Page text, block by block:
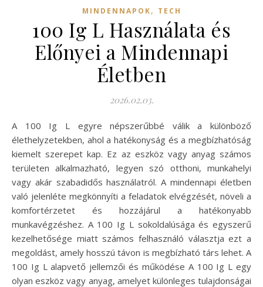
MINDENNAPOK, TECH
100 Ig L Használata és
Előnyei a Mindennapi
Életben
2026.02.03.
A 100 Ig L egyre népszerűbbé válik a különböző
élethelyzetekben, ahol a hatékonyság és a megbízhatóság
kiemelt szerepet kap. Ez az eszköz vagy anyag számos
területen alkalmazható, legyen szó otthoni, munkahelyi
vagy akár szabadidős használatról. A mindennapi életben
való jelenléte megkönnyíti a feladatok elvégzését, növeli a
komfortérzetet és hozzájárul a hatékonyabb
munkavégzéshez. A 100 Ig L sokoldalúsága és egyszerű
kezelhetősége miatt számos felhasználó választja ezt a
megoldást, amely hosszú távon is megbízható társ lehet. A
100 Ig L alapvető jellemzői és működése A 100 Ig L egy
olyan eszköz vagy anyag, amelyet különleges tulajdonságai